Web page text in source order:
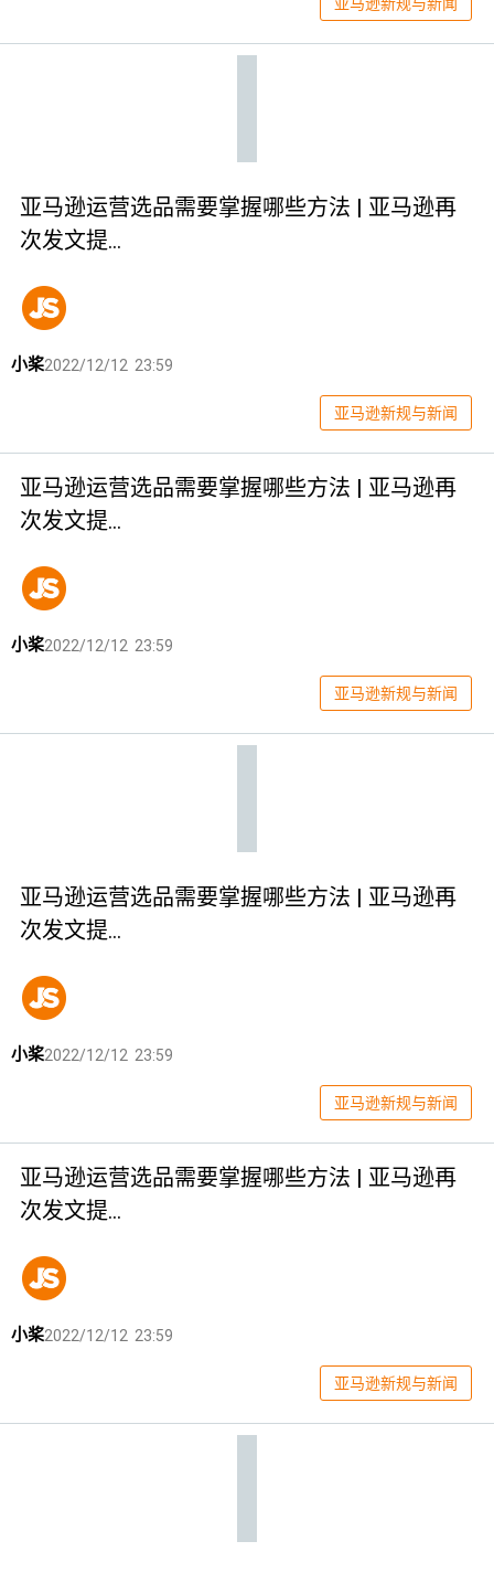
亚马逊运营选品需要掌握哪些方法 | 亚马逊再
次发文提…
小桨2022/12/12 23:59
亚马逊新规与新闻
亚马逊运营选品需要掌握哪些方法 | 亚马逊再
次发文提…
小桨2022/12/12 23:59
亚马逊新规与新闻
亚马逊运营选品需要掌握哪些方法 | 亚马逊再
次发文提…
小桨2022/12/12 23:59
亚马逊新规与新闻
亚马逊运营选品需要掌握哪些方法 | 亚马逊再
次发文提…
小桨2022/12/12 23:59
亚马逊新规与新闻